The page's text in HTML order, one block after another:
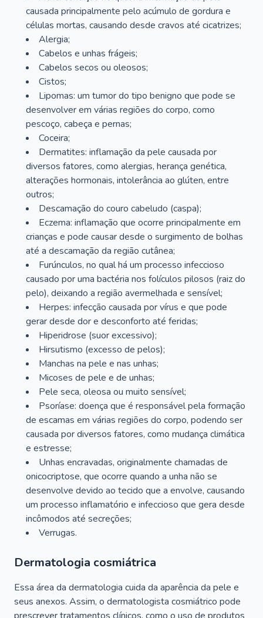
causada principalmente pelo acúmulo de gordura e
células mortas, causando desde cravos até cicatrizes;
Alergia;
Cabelos e unhas frágeis;
Cabelos secos ou oleosos;
Cistos;
Lipomas: um tumor do tipo benigno que pode se
desenvolver em várias regiões do corpo, como
pescoço, cabeça e pernas;
Coceira;
Dermatites: inflamação da pele causada por
diversos fatores, como alergias, herança genética,
alterações hormonais, intolerância ao glúten, entre
outros;
Descamação do couro cabeludo (caspa);
Eczema: inflamação que ocorre principalmente em
crianças e pode causar desde o surgimento de bolhas
até a descamação da região cutânea;
Furúnculos, no qual há um processo infeccioso
causado por uma bactéria nos folículos pilosos (raiz do
pelo), deixando a região avermelhada e sensível;
Herpes: infecção causada por vírus e que pode
gerar desde dor e desconforto até feridas;
Hiperidrose (suor excessivo);
Hirsutismo (excesso de pelos);
Manchas na pele e nas unhas;
Micoses de pele e de unhas;
Pele seca, oleosa ou muito sensível;
Psoríase: doença que é responsável pela formação
de escamas em várias regiões do corpo, podendo ser
causada por diversos fatores, como mudança climática
e estresse;
Unhas encravadas, originalmente chamadas de
onicocriptose, que ocorre quando a unha não se
desenvolve devido ao tecido que a envolve, causando
um processo inflamatório e infeccioso que gera desde
incômodos até secreções;
Verrugas.
Dermatologia cosmiátrica
Essa área da dermatologia cuida da aparência da pele e
seus anexos. Assim, o dermatologista cosmiátrico pode